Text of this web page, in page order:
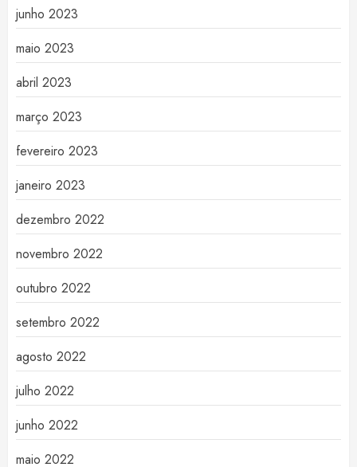
junho 2023
maio 2023
abril 2023
março 2023
fevereiro 2023
janeiro 2023
dezembro 2022
novembro 2022
outubro 2022
setembro 2022
agosto 2022
julho 2022
junho 2022
maio 2022